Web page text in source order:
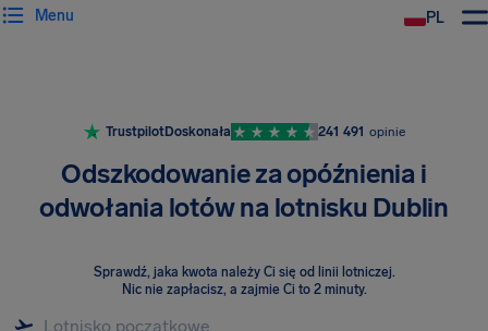
PL
Menu
TrustpilotDoskonała 241 491 opinie
Odszkodowanie za opóźnienia i
odwołania lotów na lotnisku Dublin
Sprawdź, jaka kwota należy Ci się od linii lotniczej.
Nic nie zapłacisz, a zajmie Ci to 2 minuty.